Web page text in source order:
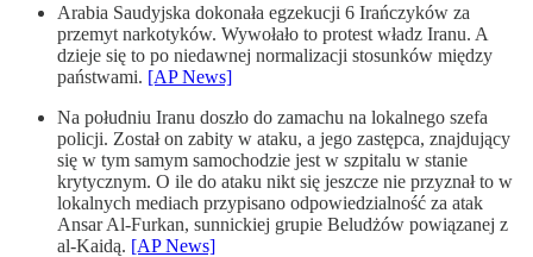
Arabia Saudyjska dokonała egzekucji 6 Irańczyków za
przemyt narkotyków. Wywołało to protest władz Iranu. A
dzieje się to po niedawnej normalizacji stosunków między
państwami. [AP News]
Na południu Iranu doszło do zamachu na lokalnego szefa
policji. Został on zabity w ataku, a jego zastępca, znajdujący
się w tym samym samochodzie jest w szpitalu w stanie
krytycznym. O ile do ataku nikt się jeszcze nie przyznał to w
lokalnych mediach przypisano odpowiedzialność za atak
Ansar Al-Furkan, sunnickiej grupie Beludżów powiązanej z
al-Kaidą. [AP News]